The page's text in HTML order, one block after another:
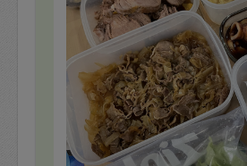
ヤリイカの煮付け
麻婆豆腐（大人用はピリ辛、子供用
茄子の南蛮漬け
唐揚げ
サラダの仕込み
たまごスープ（娘がいつもおかわり）
ミートソース（保存食用、子供達昼食
またどうぞよろしくお願いします！